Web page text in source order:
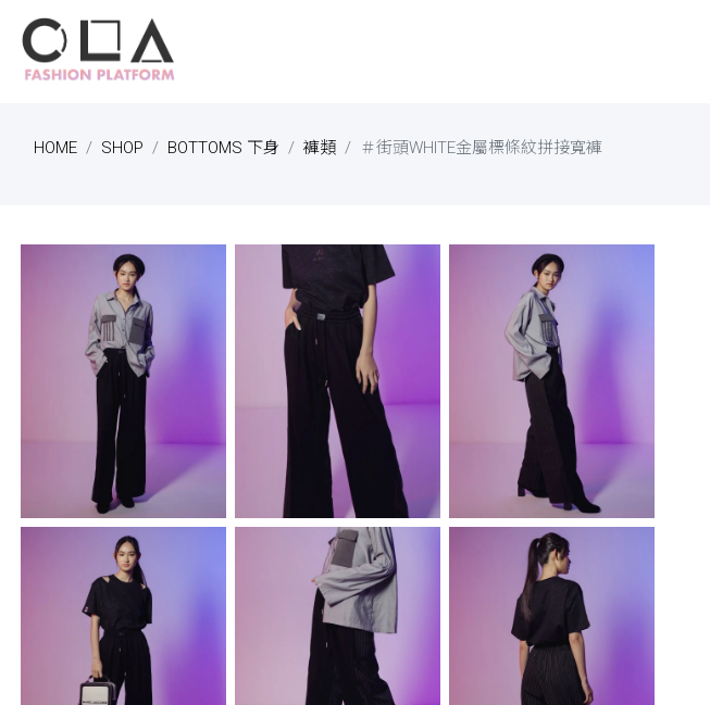
HOME SHOP BOTTOMS 下身 褲類 ＃街頭WHITE金屬標條紋拼接寬褲